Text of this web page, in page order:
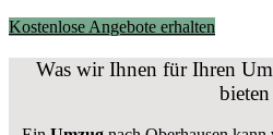
Kostenlose Angebote erhalten
Was wir Ihnen für Ihren
bieten